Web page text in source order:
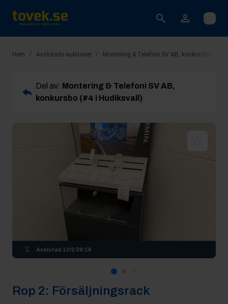
Öppna
Hem / Avslutade auktioner / Montering & Telefoni SV AB, konkursbo (#4 i
Del av: Montering & Telefoni SV AB,
konkursbo (#4 i Hudiksvall)
Avslutad 10/2 09:16
Rop 2: Försäljningsrack